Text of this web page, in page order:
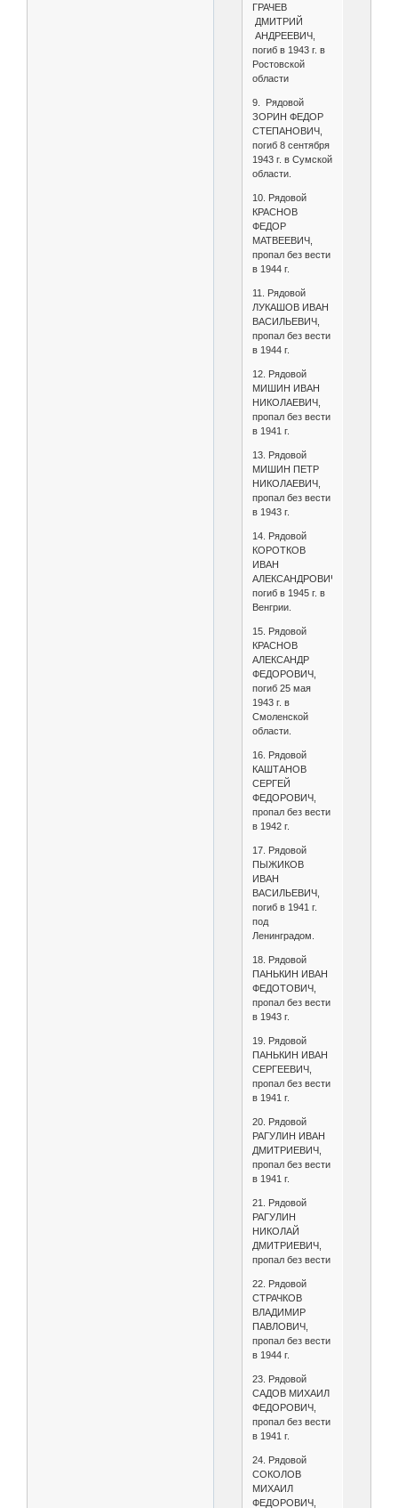
ГРАЧЕВ
ДМИТРИЙ
АНДРЕЕВИЧ,
погиб в 1943 г. в
Ростовской
области
9. Рядовой
ЗОРИН ФЕДОР
СТЕПАНОВИЧ,
погиб 8 сентября
1943 г. в Сумской
области.
10. Рядовой
КРАСНОВ
ФЕДОР
МАТВЕЕВИЧ,
пропал без вести
в 1944 г.
11. Рядовой
ЛУКАШОВ ИВАН
ВАСИЛЬЕВИЧ,
пропал без вести
в 1944 г.
12. Рядовой
МИШИН ИВАН
НИКОЛАЕВИЧ,
пропал без вести
в 1941 г.
13. Рядовой
МИШИН ПЕТР
НИКОЛАЕВИЧ,
пропал без вести
в 1943 г.
14. Рядовой
КОРОТКОВ
ИВАН
АЛЕКСАНДРОВИЧ,
погиб в 1945 г. в
Венгрии.
15. Рядовой
КРАСНОВ
АЛЕКСАНДР
ФЕДОРОВИЧ,
погиб 25 мая
1943 г. в
Смоленской
области.
16. Рядовой
КАШТАНОВ
СЕРГЕЙ
ФЕДОРОВИЧ,
пропал без вести
в 1942 г.
17. Рядовой
ПЫЖИКОВ
ИВАН
ВАСИЛЬЕВИЧ,
погиб в 1941 г.
под
Ленинградом.
18. Рядовой
ПАНЬКИН ИВАН
ФЕДОТОВИЧ,
пропал без вести
в 1943 г.
19. Рядовой
ПАНЬКИН ИВАН
СЕРГЕЕВИЧ,
пропал без вести
в 1941 г.
20. Рядовой
РАГУЛИН ИВАН
ДМИТРИЕВИЧ,
пропал без вести
в 1941 г.
21. Рядовой
РАГУЛИН
НИКОЛАЙ
ДМИТРИЕВИЧ,
пропал без вести
22. Рядовой
СТРАЧКОВ
ВЛАДИМИР
ПАВЛОВИЧ,
пропал без вести
в 1944 г.
23. Рядовой
САДОВ МИХАИЛ
ФЕДОРОВИЧ,
пропал без вести
в 1941 г.
24. Рядовой
СОКОЛОВ
МИХАИЛ
ФЕДОРОВИЧ,